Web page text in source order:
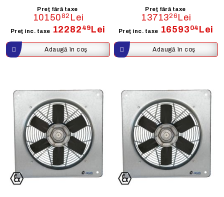
Preţ fără taxe
1015082 Lei
Preţ inc. taxe 12282 49 Lei
Preţ fără taxe
1371326 Lei
Preţ inc. taxe 16593 04 Lei